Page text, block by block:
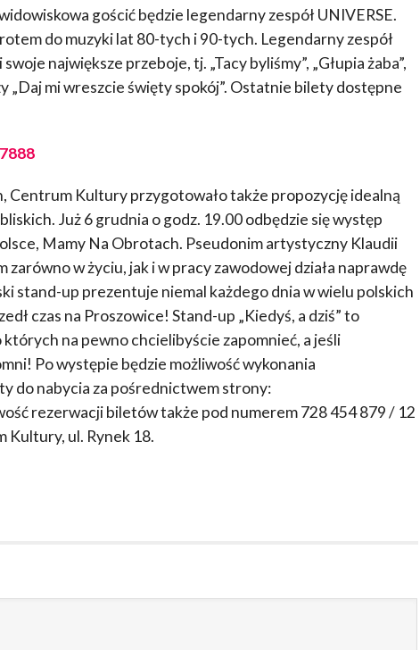
gościć będzie legendarny zespół UNIVERSE.
do muzyki lat 80-tych i 90-tych. Legendarny zespół
największe przeboje, tj. „Tacy byliśmy”, „Głupia żaba”,
„Daj mi wreszcie święty spokój”. Ostatnie bilety dostępne
Centrum Kultury przygotowało także propozycję idealną
Już 6 grudnia o godz. 19.00 odbędzie się występ
Mamy Na Obrotach. Pseudonim artystyczny Klaudii
w życiu, jak i w pracy zawodowej działa naprawdę
stand-up prezentuje niemal każdego dnia w wielu polskich
czas na Proszowice! Stand-up „Kiedyś, a dziś” to
na pewno chcielibyście zapomnieć, a jeśli
Po występie będzie możliwość wykonania
do nabycia za pośrednictwem strony:
rezerwacji biletów także pod numerem 728 454 879 / 12
Kultury, ul. Rynek 18.